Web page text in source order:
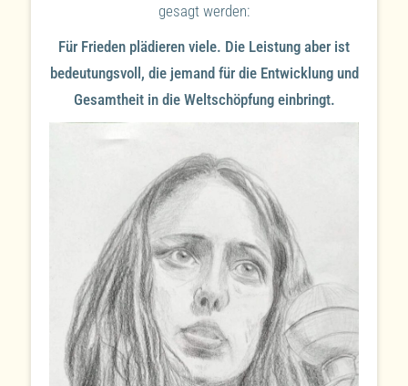
gesagt werden:
Für Frieden plädieren viele. Die Leistung aber ist
bedeutungsvoll, die jemand für die Entwicklung und
Gesamtheit in die Weltschöpfung einbringt.